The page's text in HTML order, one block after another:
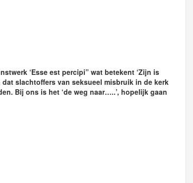
‘Esse est percipi” wat betekent ‘Zijn is
slachtoffers van seksueel misbruik in de kerk
Bij ons is het ‘de weg naar…..’, hopelijk gaan